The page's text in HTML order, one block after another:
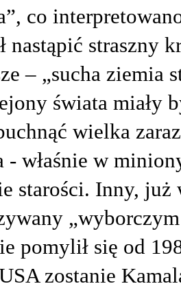
co
nastąpić straszny
– „sucha ziemia
świata miały
wielka
- właśnie w
starości. Inny, już
pomylił się od
zostanie